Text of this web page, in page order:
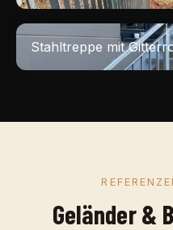
Stahltreppe mit
Geländer &